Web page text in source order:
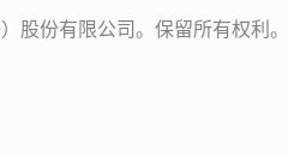
股份有限公司。保留所有权利。